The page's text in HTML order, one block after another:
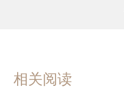
相关阅读